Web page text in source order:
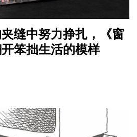
缝中努力挣扎，《窗
笨拙生活的模样